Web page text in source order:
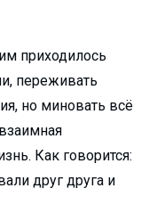
приходилось
переживать
но миновать всё
Как говорится:
друг друга и